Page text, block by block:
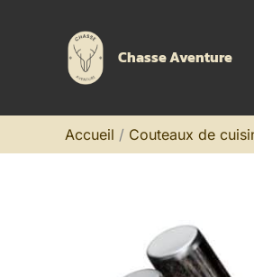
Chasse Aventure
Accueil Couteaux de